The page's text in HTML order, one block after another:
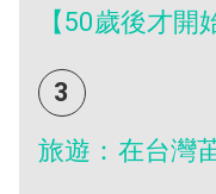
【50歲後才
3
旅遊：在台灣